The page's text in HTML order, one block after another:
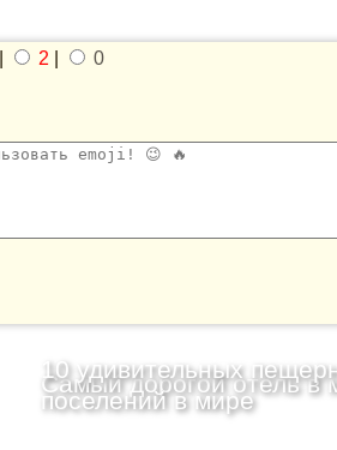
2
0
Самый дорогой отель в
10 удивительных
поселений в мире